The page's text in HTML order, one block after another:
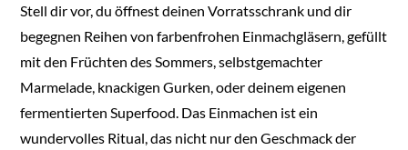
Stell dir vor, du öffnest deinen Vorratsschrank und dir
begegnen Reihen von farbenfrohen Einmachgläsern, gefüllt
mit den Früchten des Sommers, selbstgemachter
Marmelade, knackigen Gurken, oder deinem eigenen
fermentierten Superfood. Das Einmachen ist ein
wundervolles Ritual, das nicht nur den Geschmack der